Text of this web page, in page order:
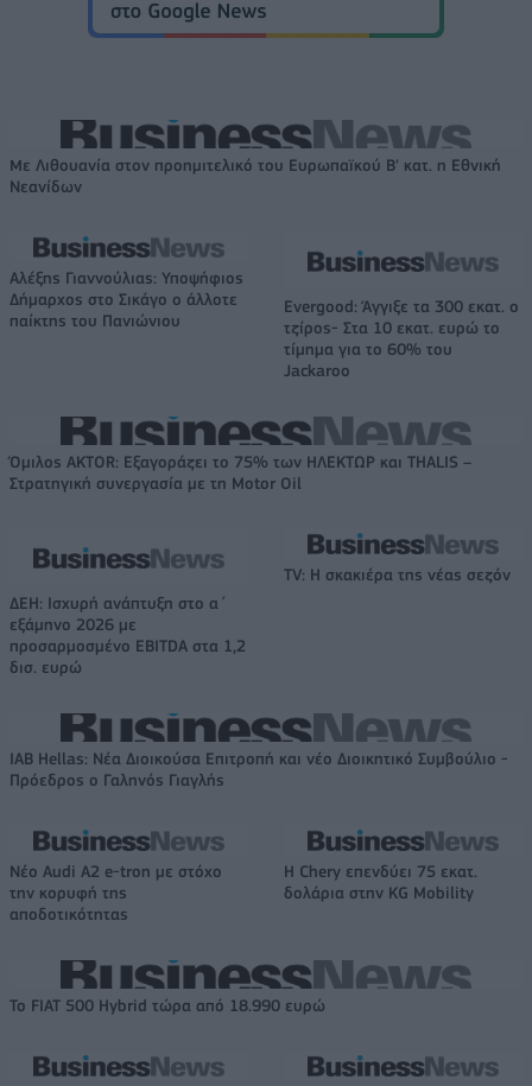
Με Λιθουανία στον προημιτελικό του Ευρωπαϊκού Β' κατ. η Εθνική
Νεανίδων
Αλέξης Γιαννούλιας: Υποψήφιος
Δήμαρχος στο Σικάγο ο άλλοτε
παίκτης του Πανιώνιου
Evergood: Άγγιξε τα 300 εκατ. ο
τζίρος- Στα 10 εκατ. ευρώ το
τίμημα για το 60% του
Jackaroo
Όμιλος AKTOR: Εξαγοράζει το 75% των ΗΛΕΚΤΩΡ και THALIS –
Στρατηγική συνεργασία με τη Motor Oil
ΔΕΗ: Ισχυρή ανάπτυξη στο α΄
εξάμηνο 2026 με
προσαρμοσμένο EBITDA στα 1,2
δισ. ευρώ
TV: Η σκακιέρα της νέας σεζόν
IAB Hellas: Νέα Διοικούσα Επιτροπή και νέο Διοικητικό Συμβούλιο -
Πρόεδρος ο Γαληνός Γιαγλής
Νέο Audi A2 e-tron με στόχο
την κορυφή της
αποδοτικότητας
Η Chery επενδύει 75 εκατ.
δολάρια στην KG Mobility
Το FIAT 500 Hybrid τώρα από 18.990 ευρώ